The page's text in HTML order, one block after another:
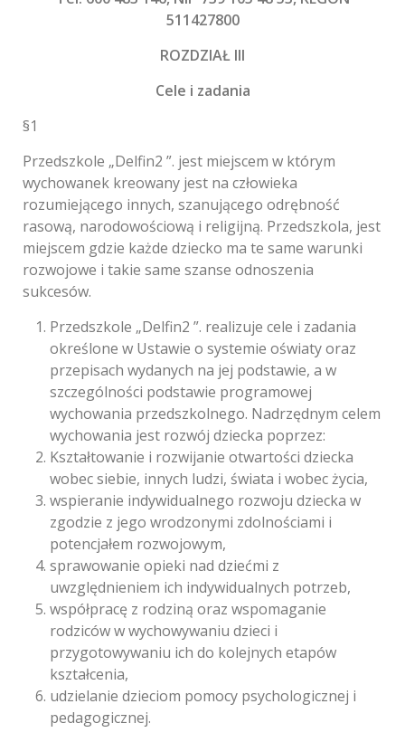
511427800
ROZDZIAŁ III
Cele i zadania
§1
Przedszkole „Delfin2 ”. jest miejscem w którym
wychowanek kreowany jest na człowieka
rozumiejącego innych, szanującego odrębność
rasową, narodowościową i religijną. Przedszkola, jest
miejscem gdzie każde dziecko ma te same warunki
rozwojowe i takie same szanse odnoszenia
sukcesów.
Przedszkole „Delfin2 ”. realizuje cele i zadania
określone w Ustawie o systemie oświaty oraz
przepisach wydanych na jej podstawie, a w
szczególności podstawie programowej
wychowania przedszkolnego. Nadrzędnym celem
wychowania jest rozwój dziecka poprzez:
Kształtowanie i rozwijanie otwartości dziecka
wobec siebie, innych ludzi, świata i wobec życia,
wspieranie indywidualnego rozwoju dziecka w
zgodzie z jego wrodzonymi zdolnościami i
potencjałem rozwojowym,
sprawowanie opieki nad dziećmi z
uwzględnieniem ich indywidualnych potrzeb,
współpracę z rodziną oraz wspomaganie
rodziców w wychowywaniu dzieci i
przygotowywaniu ich do kolejnych etapów
kształcenia,
udzielanie dzieciom pomocy psychologicznej i
pedagogicznej.